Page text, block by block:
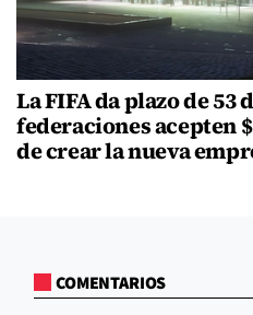
La FIFA da plazo de 53
federaciones acepten
de crear la nueva
COMENTARIOS